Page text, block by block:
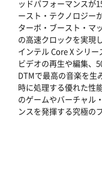
ッドパフォーマンスが
ースト・テクノロジー
ターボ・ブースト・マ
の高速クロックを実現
インテル Core X シリ
ビデオの再生や編集、
DTMで最高の音楽を生
時に処理する優れた性
のゲームやバーチャル
ンスを発揮する究極の